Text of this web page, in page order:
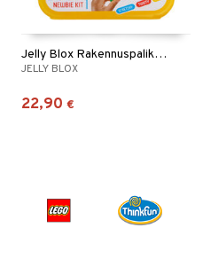
Jelly Blox Rakennuspalikat Newbie Kit
JELLY BLOX
22,90 €